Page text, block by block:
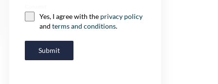
Yes, I agree with the privacy policy
and terms and conditions.
Submit